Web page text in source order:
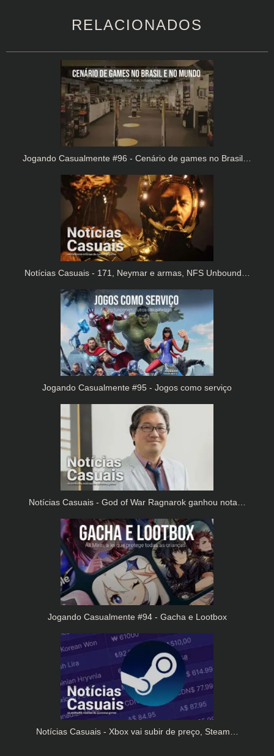
RELACIONADOS
Jogando Casualmente #96 - Cenário de games no Brasil…
Notícias Casuais - 171, Neymar e armas, NFS Unbound…
Jogando Casualmente #95 - Jogos como serviço
Notícias Casuais - God of War Ragnarok ganhou nota…
Jogando Casualmente #94 - Gacha e Lootbox
Notícias Casuais - Xbox vai subir de preço, Steam…